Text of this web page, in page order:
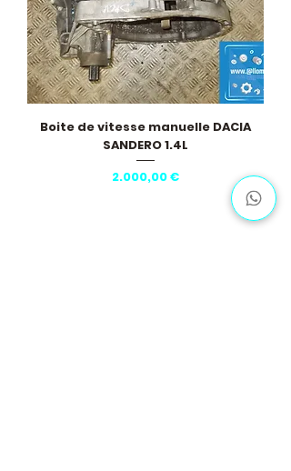
Boite de vitesse manuelle DACIA
SANDERO 1.4L
Pris
2.000,00 €